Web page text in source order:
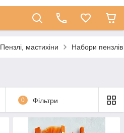
Пензлі, мастихіни Набори пензлів
0 Фільтри